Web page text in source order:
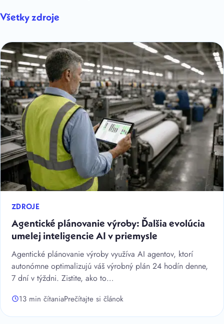
Všetky zdroje
ZDROJE
Agentické plánovanie výroby: Ďalšia evolúcia
umelej inteligencie AI v priemysle
Agentické plánovanie výroby využíva AI agentov, ktorí
autonómne optimalizujú váš výrobný plán 24 hodín denne,
7 dní v týždni. Zistite, ako to…
13 min čítaniaPrečítajte si článok